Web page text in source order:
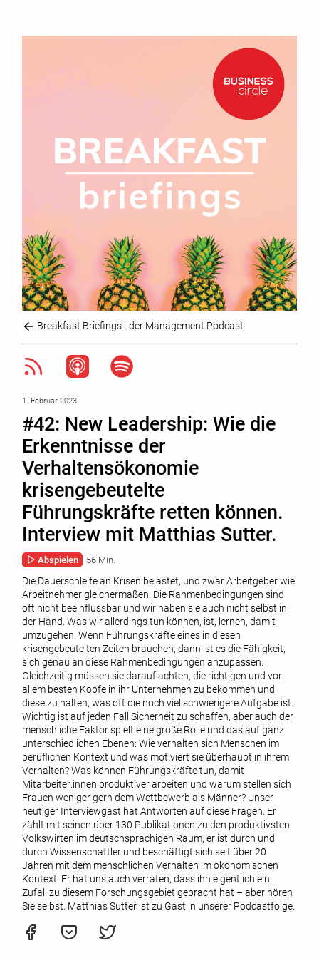
Breakfast Briefings - der Management Podcast
1. Februar 2023
#42: New Leadership: Wie die
Erkenntnisse der
Verhaltensökonomie
krisengebeutelte
Führungskräfte retten können.
Interview mit Matthias Sutter.
Abspielen 56 Min.
Die Dauerschleife an Krisen belastet, und zwar Arbeitgeber wie
Arbeitnehmer gleichermaßen. Die Rahmenbedingungen sind
oft nicht beeinflussbar und wir haben sie auch nicht selbst in
der Hand. Was wir allerdings tun können, ist, lernen, damit
umzugehen. Wenn Führungskräfte eines in diesen
krisengebeutelten Zeiten brauchen, dann ist es die Fähigkeit,
sich genau an diese Rahmenbedingungen anzupassen.
Gleichzeitig müssen sie darauf achten, die richtigen und vor
allem besten Köpfe in ihr Unternehmen zu bekommen und
diese zu halten, was oft die noch viel schwierigere Aufgabe ist.
Wichtig ist auf jeden Fall Sicherheit zu schaffen, aber auch der
menschliche Faktor spielt eine große Rolle und das auf ganz
unterschiedlichen Ebenen: Wie verhalten sich Menschen im
beruflichen Kontext und was motiviert sie überhaupt in ihrem
Verhalten? Was können Führungskräfte tun, damit
Mitarbeiter:innen produktiver arbeiten und warum stellen sich
Frauen weniger gern dem Wettbewerb als Männer? Unser
heutiger Interviewgast hat Antworten auf diese Fragen. Er
zählt mit seinen über 130 Publikationen zu den produktivsten
Volkswirten im deutschsprachigen Raum, er ist durch und
durch Wissenschaftler und beschäftigt sich seit über 20
Jahren mit dem menschlichen Verhalten im ökonomischen
Kontext. Er hat uns auch verraten, dass ihn eigentlich ein
Zufall zu diesem Forschungsgebiet gebracht hat – aber hören
Sie selbst. Matthias Sutter ist zu Gast in unserer Podcastfolge.